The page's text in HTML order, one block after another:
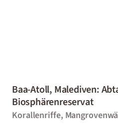
Baa-Atoll, Malediven:
Biosphärenreservat
Korallenriffe,